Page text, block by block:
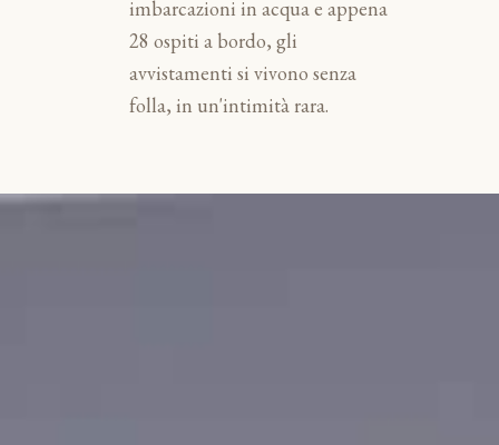
imbarcazioni in acqua e appena
28 ospiti a bordo, gli
avvistamenti si vivono senza
folla, in un'intimità rara.